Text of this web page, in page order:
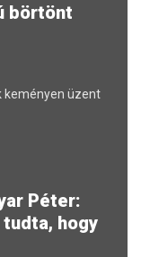
börtönt
keményen üzent
Péter:
hogy